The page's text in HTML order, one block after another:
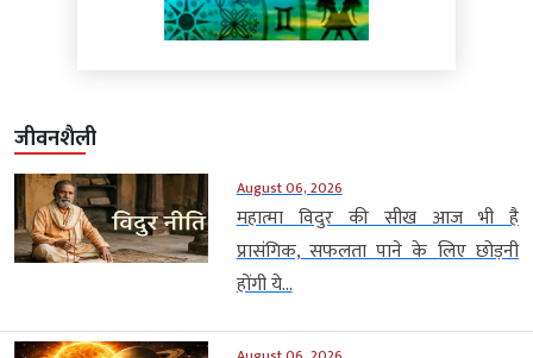
जीवनशैली
August 06, 2026
महात्मा विदुर की सीख आज भी है
प्रासंगिक, सफलता पाने के लिए छोड़नी
होंगी ये...